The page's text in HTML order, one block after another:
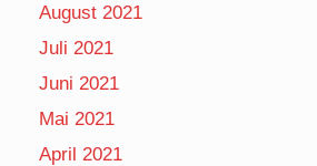
August 2021
Juli 2021
Juni 2021
Mai 2021
April 2021